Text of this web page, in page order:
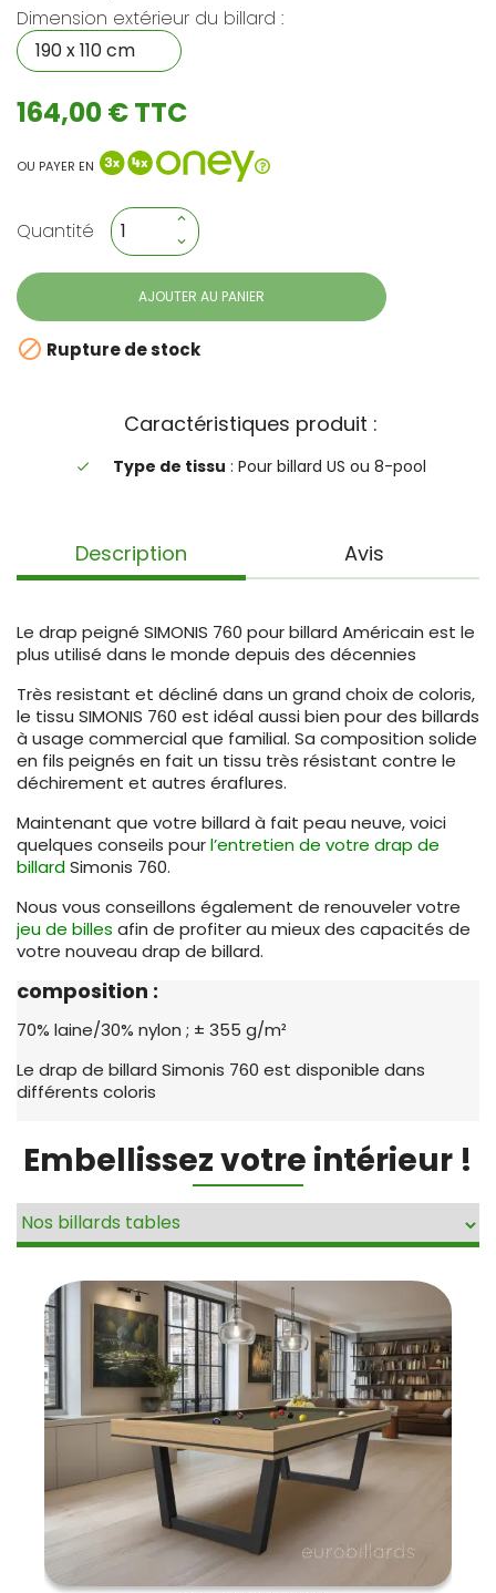
Dimension extérieur du billard :
164,00 € TTC
OU PAYER EN
Quantité
AJOUTER AU PANIER
 Rupture de stock
Caractéristiques produit :
done Type de tissu : Pour billard US ou 8-pool
Description Avis
Le drap peigné SIMONIS 760 pour billard Américain est le
plus utilisé dans le monde depuis des décennies
Très resistant et décliné dans un grand choix de coloris,
le tissu SIMONIS 760 est idéal aussi bien pour des billards
à usage commercial que familial. Sa composition solide
en fils peignés en fait un tissu très résistant contre le
déchirement et autres éraflures.
Maintenant que votre billard à fait peau neuve, voici
quelques conseils pourl’entretien de votre drap de
billardSimonis 760.
Nous vous conseillons également de renouveler votre
jeu de billes afin de profiter au mieux des capacités de
votre nouveau drap de billard.
composition :
70% laine/30% nylon ; ± 355 g/m²
Le drap de billard Simonis 760 est disponible dans
différents coloris
Embellissez votre intérieur !